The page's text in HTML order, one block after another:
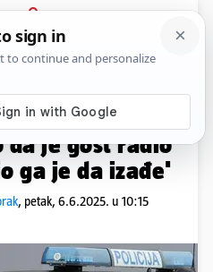
PRIJAVA
News Komentari
ispred kafića u
da je gost radio
ga je da izađe'
, petak, 6.6.2025. u 10:15